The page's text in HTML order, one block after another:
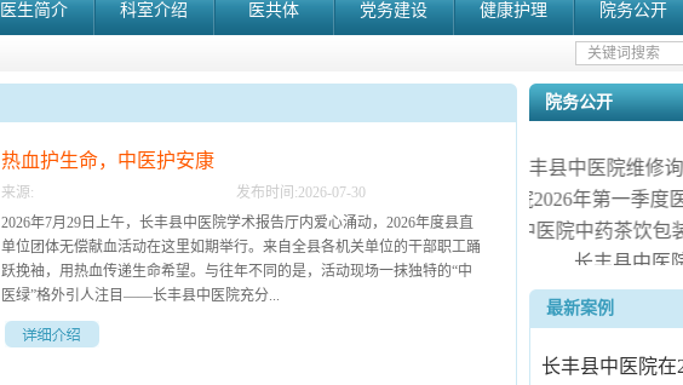
医生简介 科室介绍 医共体 党务建设 健康护理 院务公开
院务公开
长丰县中医院维修
长丰县中医院2026年第一季
长丰县中医院中药茶饮包装
长丰县中医院
长丰县中医院
长丰县中医院病房电
最新案例
热血护生命，中医护安康
来源: 发布时间:2026-07-30
2026年7月29日上午，长丰县中医院学术报告厅内爱心涌动，2026年度县直
单位团体无偿献血活动在这里如期举行。来自全县各机关单位的干部职工踊
跃挽袖，用热血传递生命希望。与往年不同的是，活动现场一抹独特的“中
医绿”格外引人注目——长丰县中医院充分...